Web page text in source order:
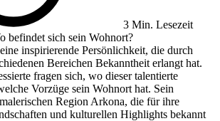
3 Min. Lesezeit
befindet sich sein Wohnort?
inspirierende Persönlichkeit, die durch
Bereichen Bekanntheit erlangt hat.
fragen sich, wo dieser talentierte
Vorzüge sein Wohnort hat. Sein
Region Arkona, die für ihre
und kulturellen Highlights bekannt